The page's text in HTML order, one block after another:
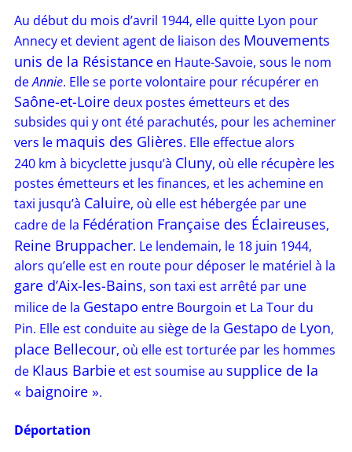
Au début du mois d’avril 1944, elle quitte Lyon pour
Annecy et devient agent de liaison des Mouvements
unis de la Résistanceen Haute-Savoie, sous le nom
deAnnie. Elle se porte volontaire pour récupérer en
Saône-et-Loiredeux postes émetteurs et des
subsides qui y ont été parachutés, pour les acheminer
vers le maquis des Glières. Elle effectue alors
240 km à bicyclette jusqu’à Cluny, où elle récupère les
postes émetteurs et les finances, et les achemine en
taxi jusqu’à Caluire, où elle est hébergée par une
cadre de la Fédération Française des Éclaireuses,
Reine Bruppacher. Le lendemain, le 18 juin 1944,
alors qu’elle est en route pour déposer le matériel à la
gare d’Aix-les-Bains, son taxi est arrêté par une
milice de la Gestapo entre Bourgoin et La Tour du
Pin. Elle est conduite au siège de la Gestapo de Lyon,
place Bellecour, où elle est torturée par les hommes
de Klaus Barbieet est soumise au supplice de la
« baignoire ».
Déportation